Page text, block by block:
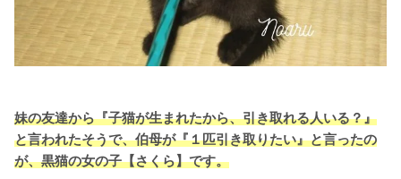
妹の友達から『子猫が生まれたから、引き取れる人いる？』
と言われたそうで、伯母が『１匹引き取りたい』と言ったの
が、黒猫の女の子【さくら】です。